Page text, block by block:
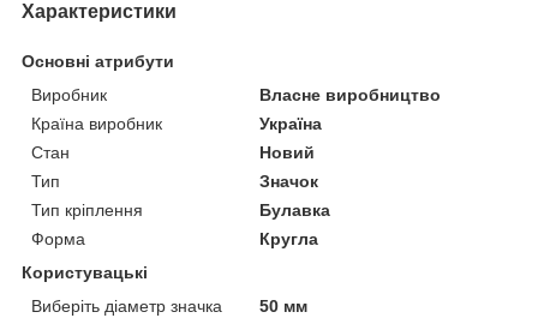
Характеристики
Основні атрибути
Виробник
Власне виробництво
Країна виробник
Україна
Стан
Новий
Тип
Значок
Тип кріплення
Булавка
Форма
Кругла
Користувацькі
Виберіть діаметр значка
50 мм